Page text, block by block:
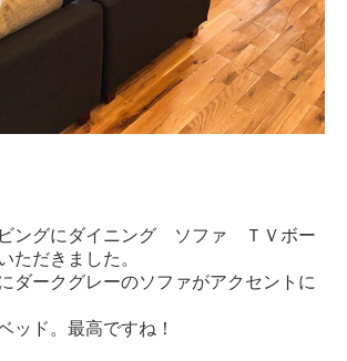
ングにダイニング ソファ ＴＶボー
ただきました。
ダークグレーのソファがアクセントに
ッド。最高ですね！